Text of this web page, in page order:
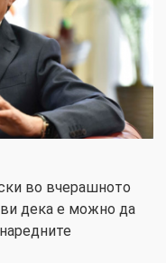
во вчерашното
дека е можно да